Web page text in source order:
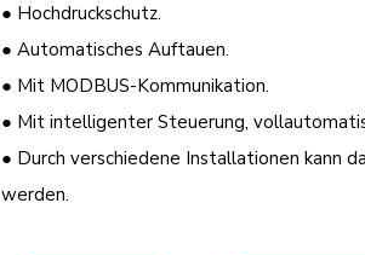
● Hochdruckschutz.
● Automatisches Auftauen.
● Mit MODBUS-Kommunikation.
● Mit intelligenter Steuerung,
● Durch verschiedene Installationen kann
werden.